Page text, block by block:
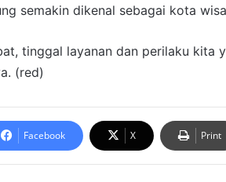
semakin dikenal sebagai kota
tinggal layanan dan perilaku kita
(red)
Facebook X Print